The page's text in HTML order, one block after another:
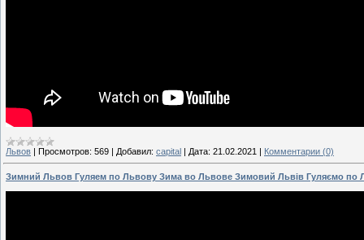
Львов Просмотров: 569 Добавил: capital Дата: 21.02.2021 Комментарии (0)
Зимний Львов Гуляем по Львову Зима во Львове Зимовий Львів Гуляємо по